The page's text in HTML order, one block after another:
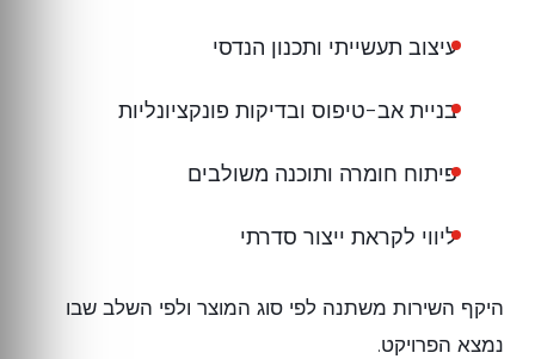
עיצוב תעשייתי ותכנון הנדסי
בניית אב-טיפוס ובדיקות פונקציונליות
פיתוח חומרה ותוכנה משולבים
ליווי לקראת ייצור סדרתי
היקף השירות משתנה לפי סוג המוצר ולפי השלב שבו
נמצא הפרויקט.